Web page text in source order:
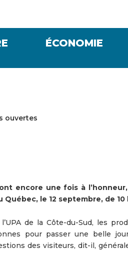
ÉCONOMIE
ouvertes
encore une fois à
le 12 septembre, de 10
de la Côte-du-Sud, les
pour passer une belle
des visiteurs, dit-il,